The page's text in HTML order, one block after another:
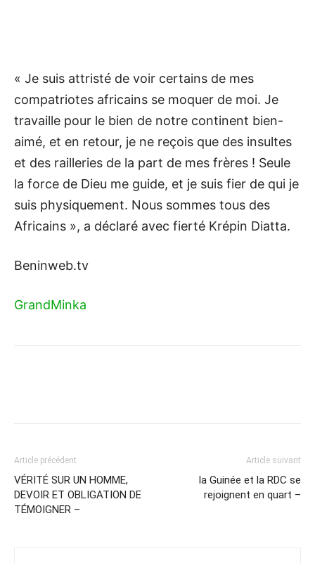
« Je suis attristé de voir certains de mes
compatriotes africains se moquer de moi. Je
travaille pour le bien de notre continent bien-
aimé, et en retour, je ne reçois que des insultes
et des railleries de la part de mes frères ! Seule
la force de Dieu me guide, et je suis fier de qui je
suis physiquement. Nous sommes tous des
Africains », a déclaré avec fierté Krépin Diatta.
Beninweb.tv
GrandMinka
Article précédent
VÉRITÉ SUR UN HOMME,
DEVOIR ET OBLIGATION DE
TÉMOIGNER –
Article suivant
la Guinée et la RDC se
rejoignent en quart –